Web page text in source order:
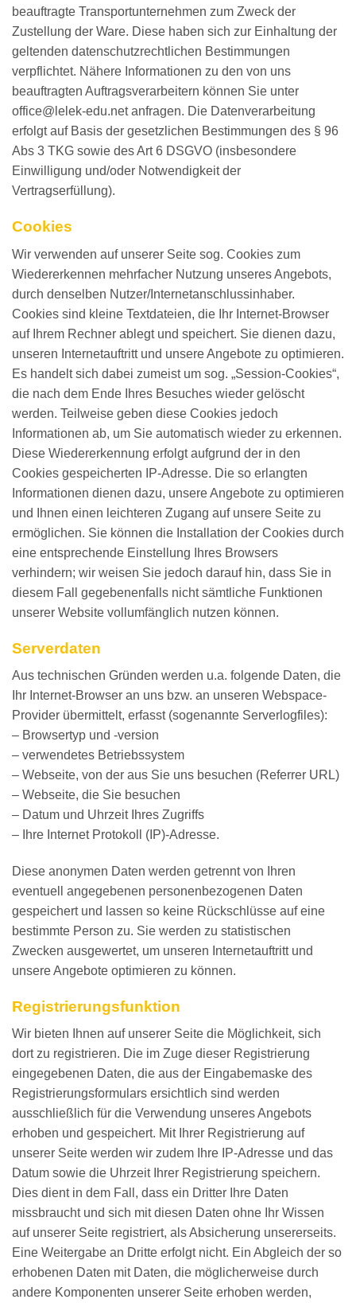
beauftragte Transportunternehmen zum Zweck der
Zustellung der Ware. Diese haben sich zur Einhaltung der
geltenden datenschutzrechtlichen Bestimmungen
verpflichtet. Nähere Informationen zu den von uns
beauftragten Auftragsverarbeitern können Sie unter
office@lelek-edu.net anfragen. Die Datenverarbeitung
erfolgt auf Basis der gesetzlichen Bestimmungen des § 96
Abs 3 TKG sowie des Art 6 DSGVO (insbesondere
Einwilligung und/oder Notwendigkeit der
Vertragserfüllung).
Cookies
Wir verwenden auf unserer Seite sog. Cookies zum
Wiedererkennen mehrfacher Nutzung unseres Angebots,
durch denselben Nutzer/Internetanschlussinhaber.
Cookies sind kleine Textdateien, die Ihr Internet-Browser
auf Ihrem Rechner ablegt und speichert. Sie dienen dazu,
unseren Internetauftritt und unsere Angebote zu optimieren.
Es handelt sich dabei zumeist um sog. „Session-Cookies“,
die nach dem Ende Ihres Besuches wieder gelöscht
werden. Teilweise geben diese Cookies jedoch
Informationen ab, um Sie automatisch wieder zu erkennen.
Diese Wiedererkennung erfolgt aufgrund der in den
Cookies gespeicherten IP-Adresse. Die so erlangten
Informationen dienen dazu, unsere Angebote zu optimieren
und Ihnen einen leichteren Zugang auf unsere Seite zu
ermöglichen. Sie können die Installation der Cookies durch
eine entsprechende Einstellung Ihres Browsers
verhindern; wir weisen Sie jedoch darauf hin, dass Sie in
diesem Fall gegebenenfalls nicht sämtliche Funktionen
unserer Website vollumfänglich nutzen können.
Serverdaten
Aus technischen Gründen werden u.a. folgende Daten, die
Ihr Internet-Browser an uns bzw. an unseren Webspace-
Provider übermittelt, erfasst (sogenannte Serverlogfiles):
– Browsertyp und -version
– verwendetes Betriebssystem
– Webseite, von der aus Sie uns besuchen (Referrer URL)
– Webseite, die Sie besuchen
– Datum und Uhrzeit Ihres Zugriffs
– Ihre Internet Protokoll (IP)-Adresse.
Diese anonymen Daten werden getrennt von Ihren
eventuell angegebenen personenbezogenen Daten
gespeichert und lassen so keine Rückschlüsse auf eine
bestimmte Person zu. Sie werden zu statistischen
Zwecken ausgewertet, um unseren Internetauftritt und
unsere Angebote optimieren zu können.
Registrierungsfunktion
Wir bieten Ihnen auf unserer Seite die Möglichkeit, sich
dort zu registrieren. Die im Zuge dieser Registrierung
eingegebenen Daten, die aus der Eingabemaske des
Registrierungsformulars ersichtlich sind werden
ausschließlich für die Verwendung unseres Angebots
erhoben und gespeichert. Mit Ihrer Registrierung auf
unserer Seite werden wir zudem Ihre IP-Adresse und das
Datum sowie die Uhrzeit Ihrer Registrierung speichern.
Dies dient in dem Fall, dass ein Dritter Ihre Daten
missbraucht und sich mit diesen Daten ohne Ihr Wissen
auf unserer Seite registriert, als Absicherung unsererseits.
Eine Weitergabe an Dritte erfolgt nicht. Ein Abgleich der so
erhobenen Daten mit Daten, die möglicherweise durch
andere Komponenten unserer Seite erhoben werden,